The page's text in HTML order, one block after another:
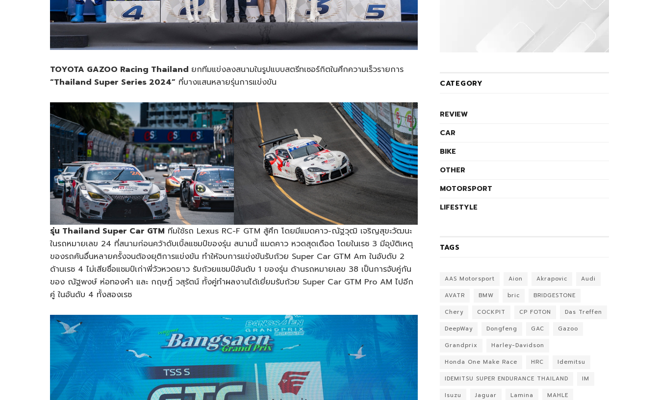
TOYOTA GAZOO Racing Thailand ยกทีมแข่งลงสนามในรูปแบบสตรีทเซอร์กิตในศึกความเร็วรายการ
“Thailand Super Series 2024” ที่บางแสนหลายรุ่นการแข่งขัน
รุ่น Thailand Super Car GTM ทีมใช้รถ Lexus RC-F GTM สู้ศึก โดยมีแมดคาว-ณัฐวุฒิ เจริญสุขะวัฒนะ
ในรถหมายเลข 24 ที่สนามก่อนคว้าดับเบิ้ลแชมป์ของรุ่น สนามนี้ แมดคาว หวดสุดเดือด โดยในเรซ 3 มีอุบัติเหตุ
ของรถคันอื่นหลายครั้งจนต้องยุติการแข่งขัน ทำให้จบการแข่งขันรับถ้วย Super Car GTM Am ในอับดับ 2
ด้านเรซ 4 ไม่เสียชื่อแชมป์เก่าพี่วัวหวดยาว รับถ้วยแชมป์อันดับ 1 ของรุ่น ด้านรถหมายเลข 38 เป็นการจับคู่กัน
ของ ณัฐพงษ์ ห่อทองคำ และ กฤษฏิ์ วสุรัตน์ ทั้งคู่ทำผลงานได้เยี่ยมรับถ้วย Super Car GTM Pro AM ไปอีก
คู่ ในอันดับ 4 ทั้งสองเรซ
CATEGORY
REVIEW
CAR
BIKE
OTHER
MOTORSPORT
LIFESTYLE
TAGS
AAS Motorsport Aion Akrapovic
Audi
AVATR
BMW bric
BRIDGESTONE
Chery
COCKPIT CP FOTON
Das Treffen
DeepWay
Dongfeng GAC
Gazoo
Grandprix
Harley-Davidson
Honda One Make Race
HRC
Idemitsu
IDEMITSU SUPER ENDURANCE THAILAND
IM
Isuzu
Jaguar Lamina
MAHLE